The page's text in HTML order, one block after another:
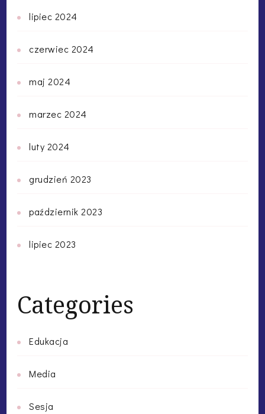
lipiec 2024
czerwiec 2024
maj 2024
marzec 2024
luty 2024
grudzień 2023
październik 2023
lipiec 2023
Categories
Edukacja
Media
Sesja